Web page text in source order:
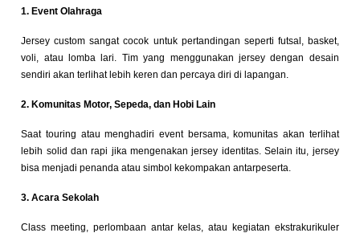
1. Event Olahraga
Jersey custom sangat cocok untuk pertandingan seperti futsal, basket,
voli, atau lomba lari. Tim yang menggunakan jersey dengan desain
sendiri akan terlihat lebih keren dan percaya diri di lapangan.
2. Komunitas Motor, Sepeda, dan Hobi Lain
Saat touring atau menghadiri event bersama, komunitas akan terlihat
lebih solid dan rapi jika mengenakan jersey identitas. Selain itu, jersey
bisa menjadi penanda atau simbol kekompakan antarpeserta.
3. Acara Sekolah
Class meeting, perlombaan antar kelas, atau kegiatan ekstrakurikuler